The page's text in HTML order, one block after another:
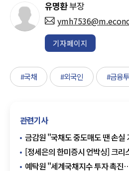
유명환부장
기자페이지
#국채 #외국인 #금융
관련기사
금감원 "국채도 중도매도 땐 손
[정세은의 한미증시 언박싱] 크리
변수는…美 국채 입찰·배당주 매
예탁원 "세계국채지수 투자 촉